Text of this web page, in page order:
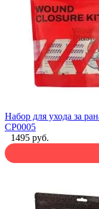
Набор для ухода за
CP0005
1495 руб.